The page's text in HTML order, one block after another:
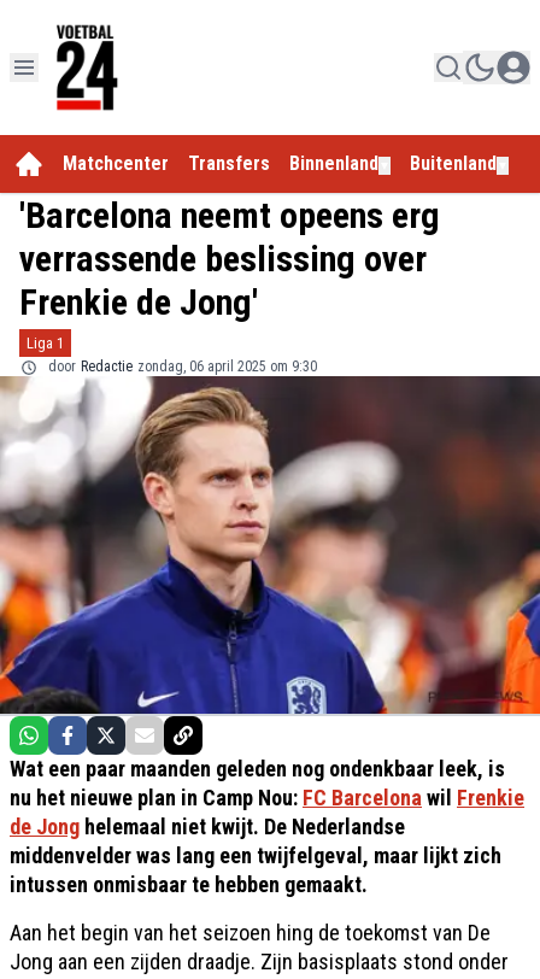
Matchcenter Transfers Binnenland Buitenland
'Barcelona neemt opeens erg
verrassende beslissing over
Frenkie de Jong'
Liga 1
door Redactie zondag, 06 april 2025 om 9:30
Wat een paar maanden geleden nog ondenkbaar leek, is
nu het nieuwe plan in Camp Nou: FC Barcelona wil Frenkie
de Jong helemaal niet kwijt. De Nederlandse
middenvelder was lang een twijfelgeval, maar lijkt zich
intussen onmisbaar te hebben gemaakt.
Aan het begin van het seizoen hing de toekomst van De
Jong aan een zijden draadje. Zijn basisplaats stond onder